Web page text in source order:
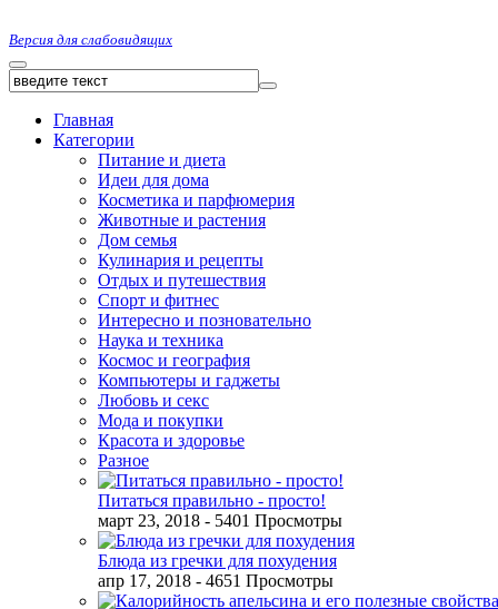
Версия для слабовидящих
Главная
Категории
Питание и диета
Идеи для дома
Косметика и парфюмерия
Животные и растения
Дом семья
Кулинария и рецепты
Отдых и путешествия
Спорт и фитнес
Интересно и позновательно
Наука и техника
Космос и география
Компьютеры и гаджеты
Любовь и секс
Мода и покупки
Красота и здоровье
Разное
Питаться правильно - просто!
март 23, 2018 - 5401 Просмотры
Блюда из гречки для похудения
апр 17, 2018 - 4651 Просмотры